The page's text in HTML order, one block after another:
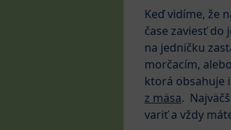
Keď vidíme, že
čase zaviesť do
na jedničku
morčacím,
ktorá obsahuje
z mäsa.
variť a vždy